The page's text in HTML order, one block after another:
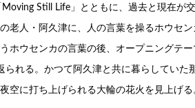
Still Life」とともに、過去と現在が
老人・阿久津に、人の言葉を操るホウセ
ホウセンカの言葉の後、オープニングテー
られる。かつて阿久津と共に暮らしていた
空に打ち上げられる大輪の花火を見上げる